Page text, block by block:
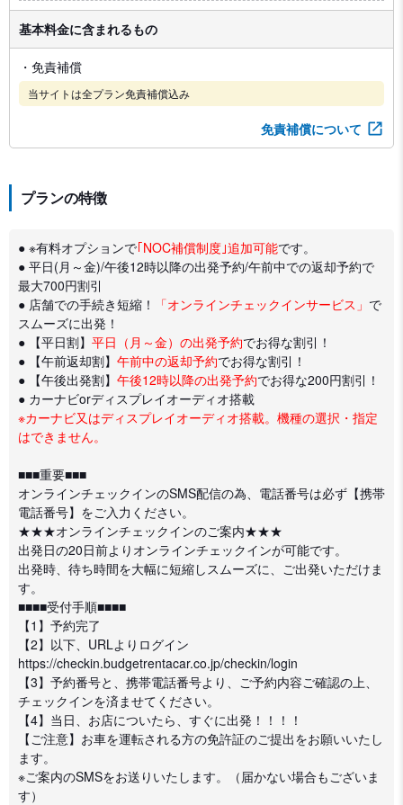
基本料金に含まれるもの
・免責補償
当サイトは全プラン免責補償込み
免責補償について
プランの特徴
● ※有料オプションで｢NOC補償制度｣追加可能です。
● 平日(月～金)/午後12時以降の出発予約/午前中での返却予約で
最大700円割引
● 店舗での手続き短縮！
「オンラインチェックインサービス」 で
スムーズに出発！
● 【平日割】 平日（月～金）の出発予約でお得な割引！
● 【午前返却割】 午前中の返却予約でお得な割引！
● 【午後出発割】 午後12時以降の出発予約でお得な200円割引！
● カーナビorディスプレイオーディオ搭載
※カーナビ又はディスプレイオーディオ搭載。機種の選択・指定
はできません。
■■■重要■■■
オンラインチェックインのSMS配信の為、電話番号は必ず【携帯
電話番号】をご入力ください。
★★★オンラインチェックインのご案内★★★
出発日の20日前よりオンラインチェックインが可能です。
出発時、待ち時間を大幅に短縮しスムーズに、ご出発いただけま
す。
■■■■受付手順■■■■
【1】予約完了
【2】以下、URLよりログイン
https://checkin.budgetrentacar.co.jp/checkin/login
【3】予約番号と、携帯電話番号より、ご予約内容ご確認の上、
チェックインを済ませてください。
【4】当日、お店についたら、すぐに出発！！！！
【ご注意】お車を運転される方の免許証のご提出をお願いいたし
ます。
※ご案内のSMSをお送りいたします。（届かない場合もございま
す）